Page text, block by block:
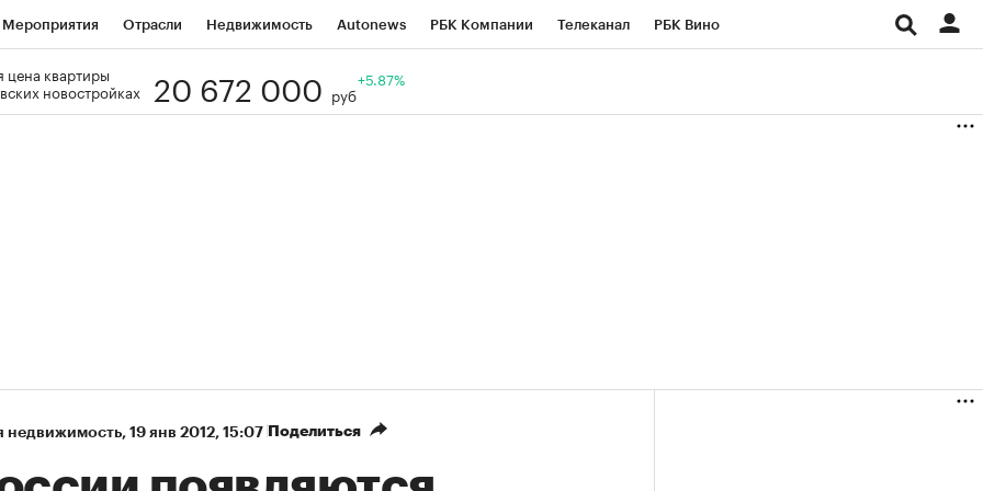
Мероприятия Отрасли Недвижимость Autonews РБК Компании Телеканал РБК Вино
Визионеры
цена квартиры
новостройках
20 672 000 руб
+5.87%
недвижимость⁠, 19 янв 2012, 15:07 Поделиться